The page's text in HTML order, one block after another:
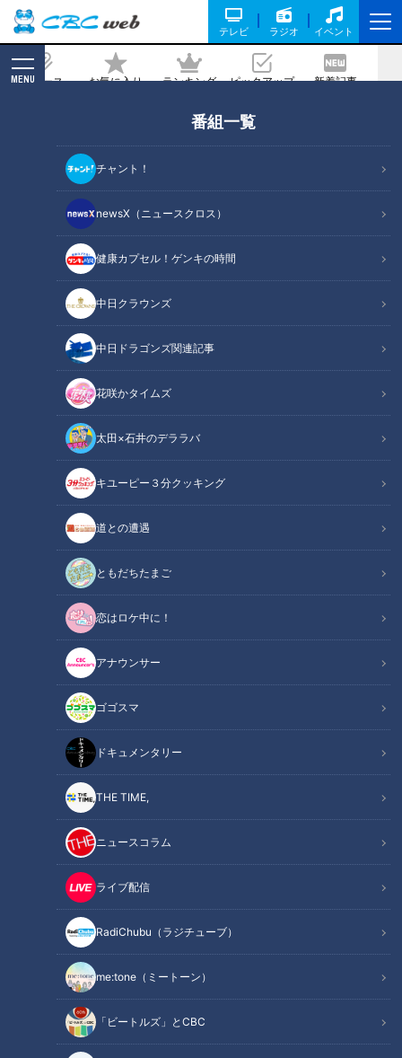
テレビ ラジオ イベント
ニュース お気に入り ランキング ピックアップ 新着記事
MENU
番組一覧
チャント！
newsX（ニュースクロス）
健康カプセル！ゲンキの時間
中日クラウンズ
中日ドラゴンズ関連記事
花咲かタイムズ
太田×石井のデララバ
キユーピー３分クッキング
道との遭遇
ともだちたまご
恋はロケ中に！
アナウンサー
ゴゴスマ
ドキュメンタリー
THE TIME,
ニュースコラム
ライブ配信
RadiChubu（ラジチューブ）
me:tone（ミートーン）
「ビートルズ」とCBC
1高橋宏斗に金言「夏場に一軍へ」―そ
の心は！？
記事に戻る
「サンデードラゴンズ」より高橋宏斗投手(C)CBCテレビ
この記事の画像（全8枚）
記事に戻る
この記事を見たあなたへのおすすめ
ベンチ采配の“すき間”に潜んで
いた悪夢、井上竜まさかの開幕